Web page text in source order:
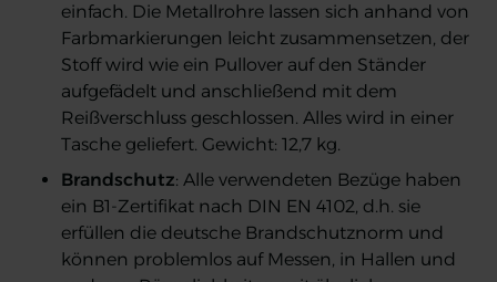
einfach. Die Metallrohre lassen sich anhand von
Farbmarkierungen leicht zusammensetzen, der
Stoff wird wie ein Pullover auf den Ständer
aufgefädelt und anschließend mit dem
Reißverschluss geschlossen. Alles wird in einer
Tasche geliefert. Gewicht: 12,7 kg.
Brandschutz: Alle verwendeten Bezüge haben
ein B1-Zertifikat nach DIN EN 4102, d.h. sie
erfüllen die deutsche Brandschutznorm und
können problemlos auf Messen, in Hallen und